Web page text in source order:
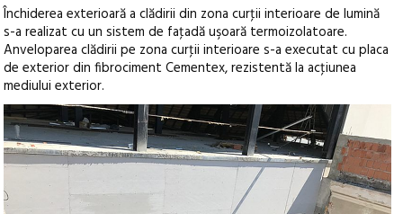
Închiderea exterioară a clădirii din zona curţii interioare de lumină
s-a realizat cu un sistem de faţadă uşoară termoizolatoare.
Anveloparea clădirii pe zona curţii interioare s-a executat cu placa
de exterior din fibrociment Cementex, rezistentă la acţiunea
mediului exterior.